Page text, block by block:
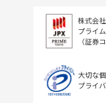
株式会
プライ
（証券
大切な
プライ